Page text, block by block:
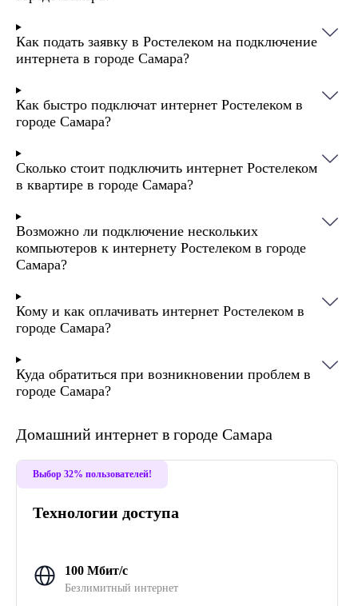
Как подать заявку в Ростелеком на подключение
интернета в городе Самара?
Как быстро подключат интернет Ростелеком в
городе Самара?
Сколько стоит подключить интернет Ростелеком
в квартире в городе Самара?
Возможно ли подключение нескольких
компьютеров к интернету Ростелеком в городе
Самара?
Кому и как оплачивать интернет Ростелеком в
городе Самара?
Куда обратиться при возникновении проблем в
городе Самара?
Домашний интернет в городе Самара
Выбор 32% пользователей!
Технологии доступа
100 Мбит/с
Безлимитный интернет